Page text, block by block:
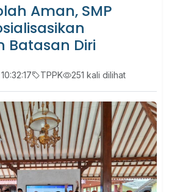
Aman, SMP
Batasan Diri
TPPK 251 kali dilihat